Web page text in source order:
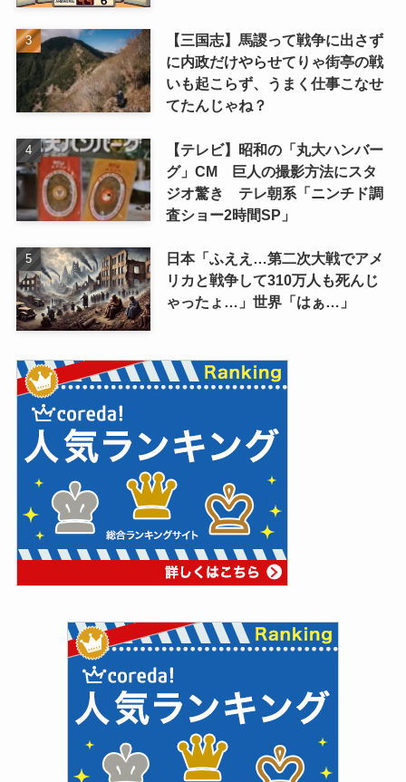
【三国志】馬謖って戦争に出さず
に内政だけやらせてりゃ街亭の戦
いも起こらず、うまく仕事こなせ
てたんじゃね？
【テレビ】昭和の「丸大ハンバー
グ」CM 巨人の撮影方法にスタ
ジオ驚き テレ朝系「ニンチド調
査ショー2時間SP」
日本「ふええ…第二次大戦でアメ
リカと戦争して310万人も死んじ
ゃったょ…」世界「はぁ…」